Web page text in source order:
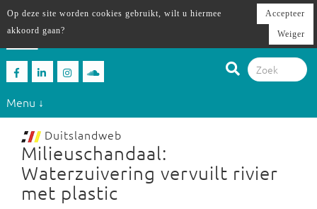
Menu ↓
Duitslandweb
Milieuschandaal:
Waterzuivering vervuilt rivier
met plastic
Op deze site worden cookies gebruikt, wilt u hiermee
akkoord gaan?
Accepteer
Weiger